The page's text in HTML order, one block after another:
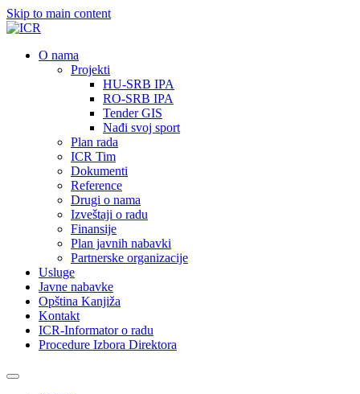
Skip to main content
О nama
Projekti
HU-SRB IPA
RO-SRB IPA
Tender GIS
Nađi svoj sport
Plan rada
ICR Tim
Dokumenti
Reference
Drugi o nama
Izveštaji o radu
Finansije
Plan javnih nabavki
Partnerske organizacije
Usluge
Javne nabavke
Opština Kanjiža
Kontakt
ICR-Informator o radu
Procedure Izbora Direktora